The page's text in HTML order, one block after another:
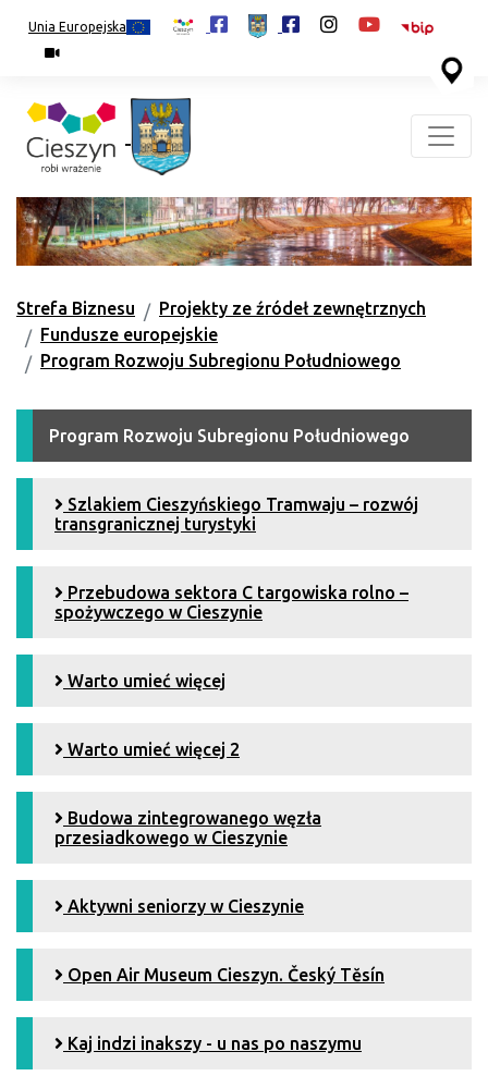
Unia Europejska
Strefa Biznesu
Projekty ze źródeł zewnętrznych
Fundusze europejskie
Program Rozwoju Subregionu Południowego
Program Rozwoju Subregionu Południowego
Szlakiem Cieszyńskiego Tramwaju – rozwój
transgranicznej turystyki
Przebudowa sektora C targowiska rolno –
spożywczego w Cieszynie
Warto umieć więcej
Warto umieć więcej 2
Budowa zintegrowanego węzła
przesiadkowego w Cieszynie
Aktywni seniorzy w Cieszynie
Open Air Museum Cieszyn. Český Tĕsín
Kaj indzi inakszy - u nas po naszymu